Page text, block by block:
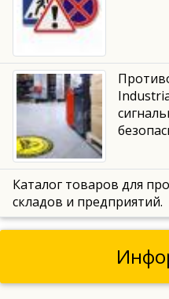
Каталог товаров для
складов и предприятий.